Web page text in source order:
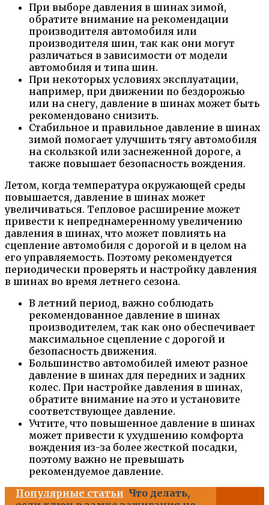
При выборе давления в шинах зимой,
обратите внимание на рекомендации
производителя автомобиля или
производителя шин, так как они могут
различаться в зависимости от модели
автомобиля и типа шин.
При некоторых условиях эксплуатации,
например, при движении по бездорожью
или на снегу, давление в шинах может быть
рекомендовано снизить.
Стабильное и правильное давление в шинах
зимой помогает улучшить тягу автомобиля
на скользкой или заснеженной дороге, а
также повышает безопасность вождения.
Летом, когда температура окружающей среды
повышается, давление в шинах может
увеличиваться. Тепловое расширение может
привести к непреднамеренному увеличению
давления в шинах, что может повлиять на
сцепление автомобиля с дорогой и в целом на
его управляемость. Поэтому рекомендуется
периодически проверять и настройку давления
в шинах во время летнего сезона.
В летний период, важно соблюдать
рекомендованное давление в шинах
производителем, так как оно обеспечивает
максимальное сцепление с дорогой и
безопасность движения.
Большинство автомобилей имеют разное
давление в шинах для передних и задних
колес. При настройке давления в шинах,
обратите внимание на это и установите
соответствующее давление.
Учтите, что повышенное давление в шинах
может привести к ухудшению комфорта
вождения из-за более жесткой посадки,
поэтому важно не превышать
рекомендуемое давление.
Популярные статьи Что делать,